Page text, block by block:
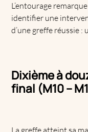
L’entourage
identifier une
d’une greffe réussie
Dixième à
final (M10 –